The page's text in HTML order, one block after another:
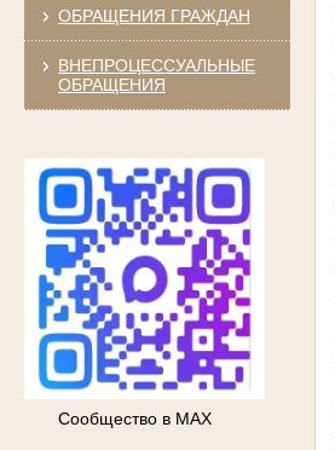
ОБРАЩЕНИЯ ГРАЖДАН
ВНЕПРОЦЕССУАЛЬНЫЕ
ОБРАЩЕНИЯ
Сообщество в МАХ